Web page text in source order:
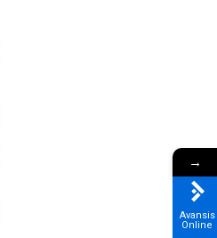
→
Avansis
Online